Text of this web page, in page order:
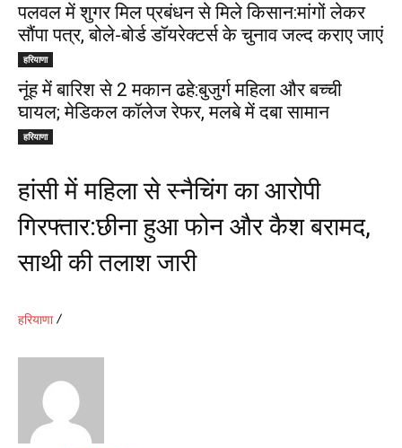
पलवल में शुगर मिल प्रबंधन से मिले किसान:मांगों लेकर
सौंपा पत्र, बोले-बोर्ड डॉयरेक्टर्स के चुनाव जल्द कराए जाएं
हरियाणा
नूंह में बारिश से 2 मकान ढहे:बुजुर्ग महिला और बच्ची
घायल; मेडिकल कॉलेज रेफर, मलबे में दबा सामान
हरियाणा
हांसी में महिला से स्नैचिंग का आरोपी
गिरफ्तार:छीना हुआ फोन और कैश बरामद,
साथी की तलाश जारी
हरियाणा